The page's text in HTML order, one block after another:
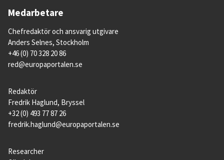
Medarbetare
Chefredaktör och ansvarig utgivare
Anders Selnes, Stockholm
+46 (0) 70 328 20 86
red@europaportalen.se
Redaktör
Fredrik Haglund, Bryssel
+32 (0) 493 77 87 26
fredrik.haglund@europaportalen.se
Researcher